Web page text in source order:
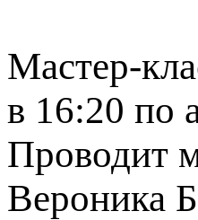
Мастер-
в 16:20 по
Проводит
Вероника